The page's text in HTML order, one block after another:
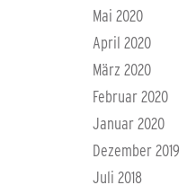
Mai 2020
April 2020
März 2020
Februar 2020
Januar 2020
Dezember 2019
Juli 2018